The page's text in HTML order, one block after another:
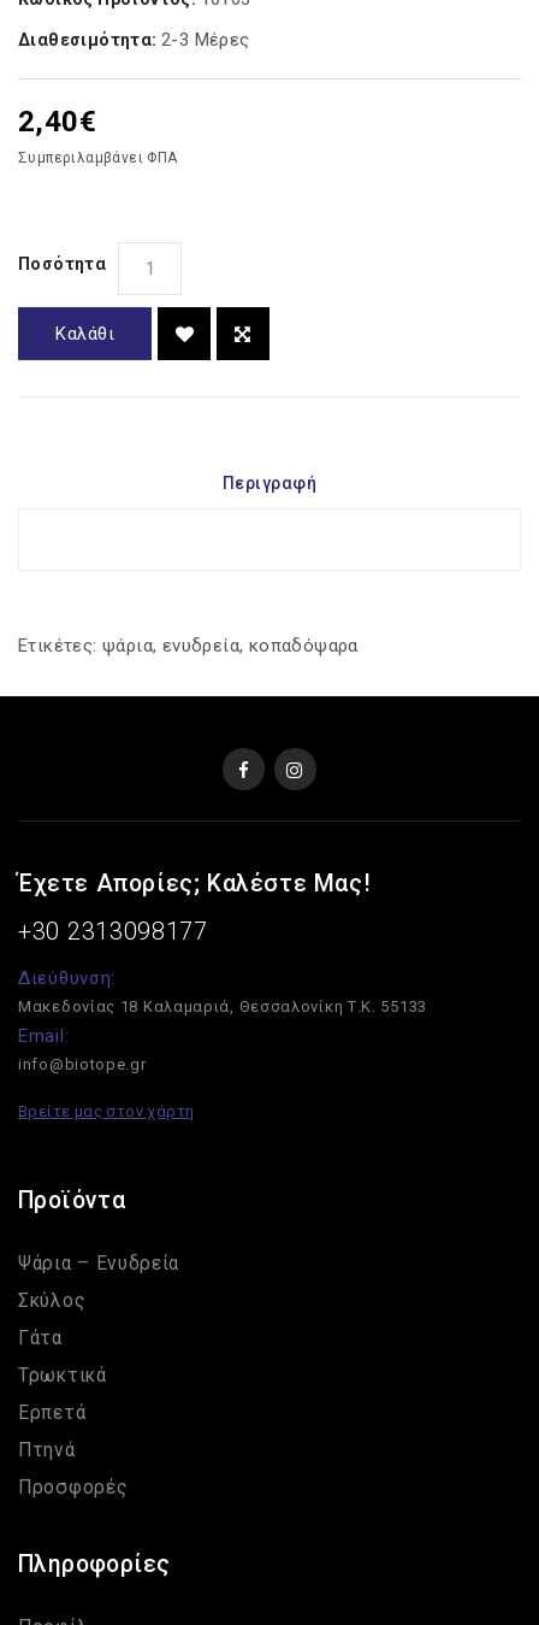
Διαθεσιμότητα: 2-3 Μέρες
2,40€
Συμπεριλαμβάνει ΦΠΑ
Ποσότητα
Καλάθι
Περιγραφή
Ετικέτες: ψάρια, ενυδρεία, κοπαδόψαρα
Έχετε Απορίες; Καλέστε Μας!
+30 2313098177
Διεύθυνση:
Μακεδονίας 18 Καλαμαριά, Θεσσαλονίκη Τ.Κ. 55133
Email:
info@biotope.gr
Βρείτε μας στον χάρτη
Προϊόντα
Ψάρια – Ενυδρεία
Σκύλος
Γάτα
Τρωκτικά
Ερπετά
Πτηνά
Προσφορές
Πληροφορίες